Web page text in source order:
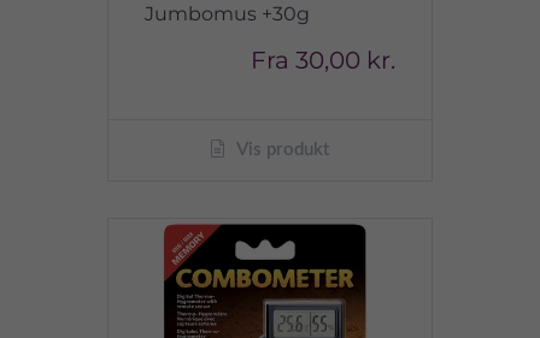
Jumbomus +30g
Fra 30,00 kr.
Vis produkt